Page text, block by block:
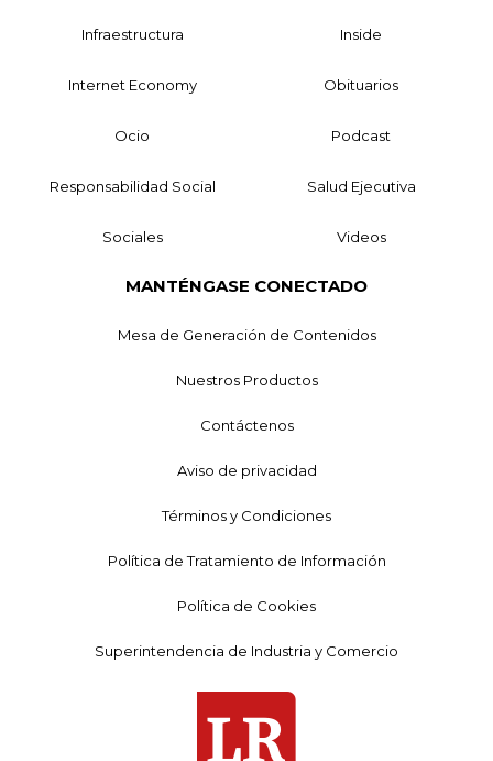
Infraestructura Inside
Internet Economy Obituarios
Ocio Podcast
Responsabilidad Social Salud Ejecutiva
Sociales Videos
MANTÉNGASE CONECTADO
Mesa de Generación de Contenidos
Nuestros Productos
Contáctenos
Aviso de privacidad
Términos y Condiciones
Política de Tratamiento de Información
Política de Cookies
Superintendencia de Industria y Comercio